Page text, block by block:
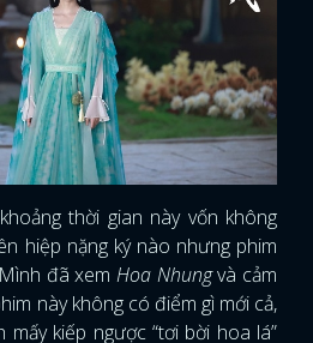
thời gian này vốn không
hiệp nặng ký nào nhưng phim
đã xemHoa Nhungvà cảm
này không có điểm gì mới cả,
mấy kiếp ngược “tơi bời hoa lá”